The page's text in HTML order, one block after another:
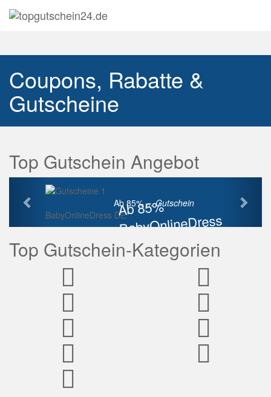
Coupons, Rabatte &
Gutscheine
Top Gutschein Angebot
Ab 85%
BabyOnlineDress
Rabatt
Ab 85% ...Gutschein
BabyOnlineDress DE
Vorherige
Top Gutschein-Kategorien